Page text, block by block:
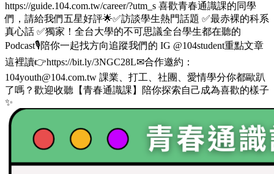
https://guide.104.com.tw/career/?utm_s 喜歡青春通識課的同學
們，請給我們五星好評🌟✅訪談學生熱門話題 ✅最赤裸的科系
真心話 ✅獨家！全台大學的不可思議全台學生都在聽的
Podcast🎙️陪你一起找方向追蹤我們的 IG @104student重點文章
這裡讀👉https://bit.ly/3NGC28L✉合作邀約：
104youth@104.com.tw 課業、打工、社團、愛情學分你都歐趴
了嗎？歡迎收聽【青春通識課】陪你探索自己成為喜歡的樣子
✨